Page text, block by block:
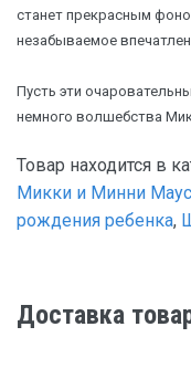
станет прекрасным
незабываемое
Пусть эти
немного волшебства
Товар находится в
Микки и Минни Маус
рождения ребенка,
Доставка